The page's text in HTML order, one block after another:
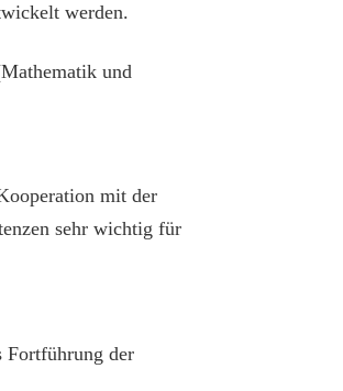
werden.
und
mit der
sehr wichtig für
Fortführung der